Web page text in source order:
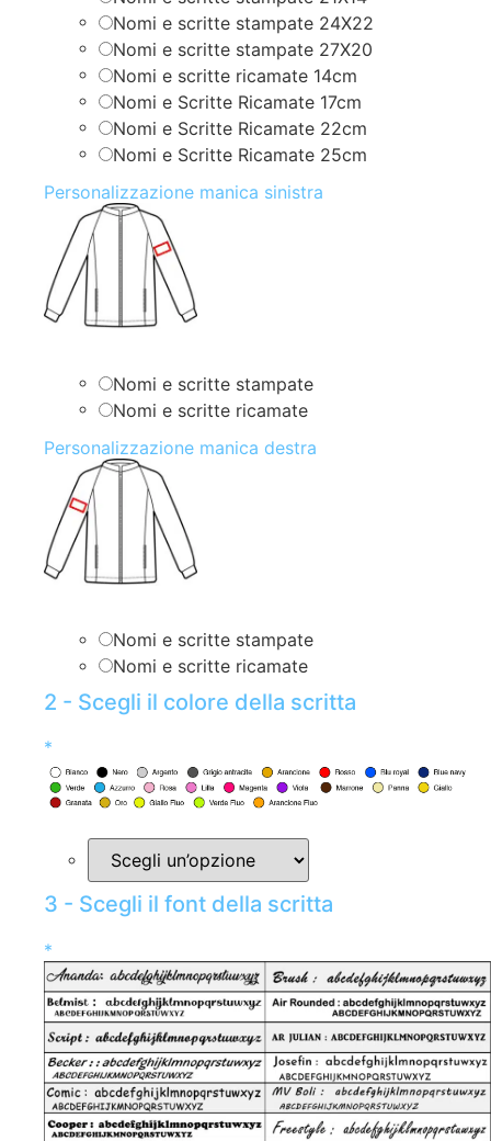
Nomi e scritte stampate 24X22
Nomi e scritte stampate 27X20
Nomi e scritte ricamate 14cm
Nomi e Scritte Ricamate 17cm
Nomi e Scritte Ricamate 22cm
Nomi e Scritte Ricamate 25cm
Personalizzazione manica sinistra
Nomi e scritte stampate
Nomi e scritte ricamate
Personalizzazione manica destra
Nomi e scritte stampate
Nomi e scritte ricamate
2 - Scegli il colore della scritta
*
3 - Scegli il font della scritta
*